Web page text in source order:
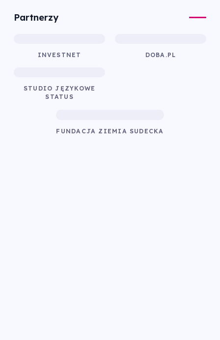
Partnerzy
INVESTNET DOBA.PL
STUDIO JĘZYKOWE
STATUS
FUNDACJA ZIEMIA SUDECKA